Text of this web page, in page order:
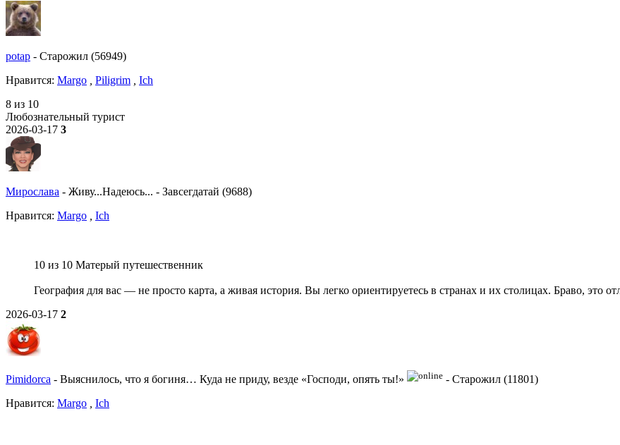
potap - Старожил (56949)
Нравитcя: Margo Piligrim
Ich
8 из 10
Любознательный турист
2026-03-17 3
Мирослава - Живу...Надеюсь... - Завсегдатай (9688)
Нравитcя: Margo Ich
10 из 10 Матерый путешественник
География для вас — не просто карта, а живая история. Вы легко ориентируетесь в странах и их столицах. Браво, это
2026-03-17 2
Pimidorca - Выяснилось, что я богиня… Куда не приду, везде «Господи, опять ты!» - Старожил (11801)
Нравитcя: Margo Ich